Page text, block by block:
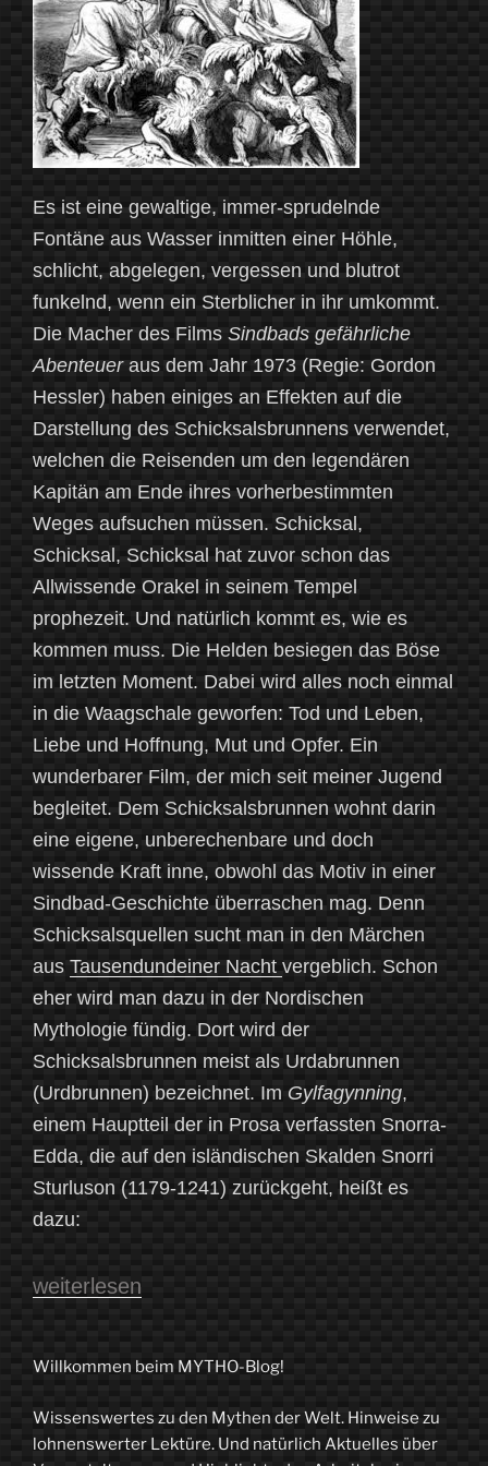
Es ist eine gewaltige, immer-sprudelnde
Fontäne aus Wasser inmitten einer Höhle,
schlicht, abgelegen, vergessen und blutrot
funkelnd, wenn ein Sterblicher in ihr umkommt.
Die Macher des Films Sindbads gefährliche
Abenteueraus dem Jahr 1973 (Regie: Gordon
Hessler) haben einiges an Effekten auf die
Darstellung des Schicksalsbrunnens verwendet,
welchen die Reisenden um den legendären
Kapitän am Ende ihres vorherbestimmten
Weges aufsuchen müssen. Schicksal,
Schicksal, Schicksal hat zuvor schon das
Allwissende Orakel in seinem Tempel
prophezeit. Und natürlich kommt es, wie es
kommen muss. Die Helden besiegen das Böse
im letzten Moment. Dabei wird alles noch einmal
in die Waagschale geworfen: Tod und Leben,
Liebe und Hoffnung, Mut und Opfer. Ein
wunderbarer Film, der mich seit meiner Jugend
begleitet. Dem Schicksalsbrunnen wohnt darin
eine eigene, unberechenbare und doch
wissende Kraft inne, obwohl das Motiv in einer
Sindbad-Geschichte überraschen mag. Denn
Schicksalsquellen sucht man in den Märchen
aus Tausendundeiner Nacht vergeblich. Schon
eher wird man dazu in der Nordischen
Mythologie fündig. Dort wird der
Schicksalsbrunnen meist als Urdabrunnen
(Urdbrunnen) bezeichnet. Im Gylfagynning,
einem Hauptteil der in Prosa verfassten Snorra-
Edda, die auf den isländischen Skalden Snorri
Sturluson (1179-1241) zurückgeht, heißt es
dazu:
„Von
Wassern
gesponnenen
weiterlesen
Willkommen beim MYTHO-Blog!
Wissenswertes zu den Mythen der Welt. Hinweise zu
lohnenswerter Lektüre. Und natürlich Aktuelles über